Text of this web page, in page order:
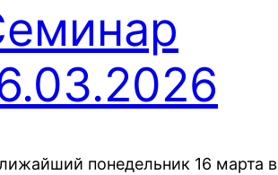
понедельник 16 марта в